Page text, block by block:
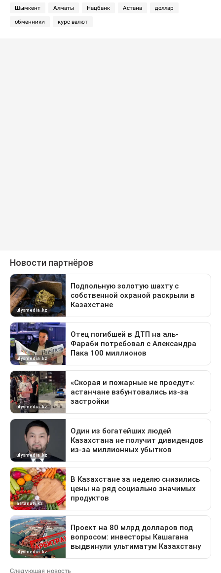
Шымкент Алматы Нацбанк Астана доллар
обменники курс валют
Следующая новость